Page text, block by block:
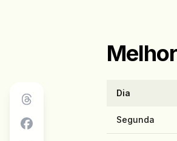
Dia
Segunda